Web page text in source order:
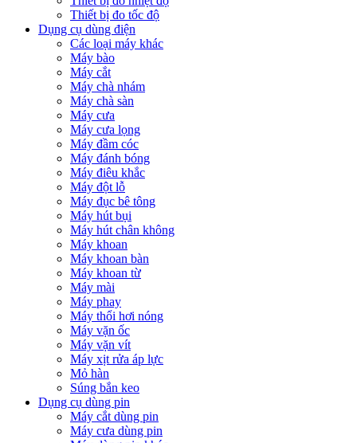
Thiết bị đo tốc độ
Dụng cụ dùng điện
Các loại máy khác
Máy bào
Máy cắt
Máy chà nhám
Máy chà sàn
Máy cưa
Máy cưa lọng
Máy đầm cóc
Máy đánh bóng
Máy điêu khắc
Máy đột lỗ
Máy đục bê tông
Máy hút bụi
Máy hút chân không
Máy khoan
Máy khoan bàn
Máy khoan từ
Máy mài
Máy phay
Máy thổi hơi nóng
Máy vặn ốc
Máy vặn vít
Máy xịt rửa áp lực
Mỏ hàn
Súng bắn keo
Dụng cụ dùng pin
Máy cắt dùng pin
Máy cưa dùng pin